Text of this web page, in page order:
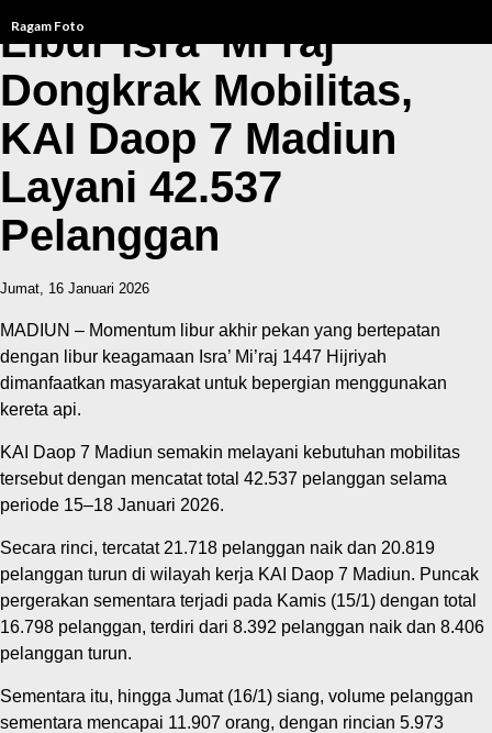
Ragam Foto
Libur Isra’ Mi’raj
Dongkrak Mobilitas,
KAI Daop 7 Madiun
Layani 42.537
Pelanggan
Jumat, 16 Januari 2026
MADIUN – Momentum libur akhir pekan yang bertepatan
dengan libur keagamaan Isra’ Mi’raj 1447 Hijriyah
dimanfaatkan masyarakat untuk bepergian menggunakan
kereta api.
KAI Daop 7 Madiun semakin melayani kebutuhan mobilitas
tersebut dengan mencatat total 42.537 pelanggan selama
periode 15–18 Januari 2026.
Secara rinci, tercatat 21.718 pelanggan naik dan 20.819
pelanggan turun di wilayah kerja KAI Daop 7 Madiun. Puncak
pergerakan sementara terjadi pada Kamis (15/1) dengan total
16.798 pelanggan, terdiri dari 8.392 pelanggan naik dan 8.406
pelanggan turun.
Sementara itu, hingga Jumat (16/1) siang, volume pelanggan
sementara mencapai 11.907 orang, dengan rincian 5.973